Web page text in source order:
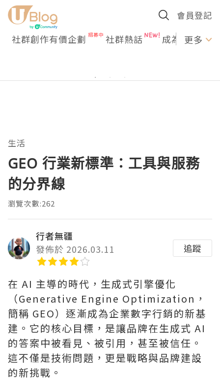
會員登記
社群創作有價企劃 社群熱話 成為U更多
生活
GEO 行業新標準：工具與服務
的分界線
瀏覽次數:262
行者無疆
發佈於 2026.03.11
追蹤
在 AI 主導的時代，生成式引擎優化
（Generative Engine Optimization，
簡稱 GEO）逐漸成為企業數字行銷的新基
建。它的核心目標，是讓品牌在生成式 AI
的答案中被看見、被引用，甚至被信任。
這不僅是技術問題，更是戰略與品牌建設
的新挑戰。